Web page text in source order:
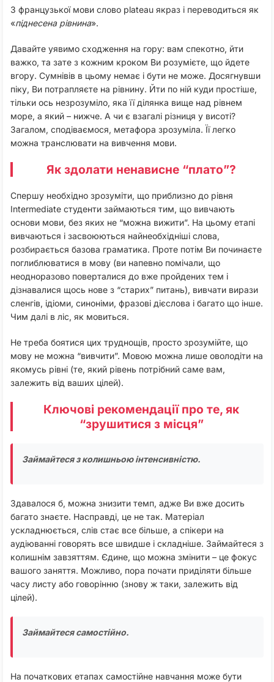
З французької мови слово plateau якраз і переводиться як
«піднесена рівнина».
Давайте уявимо сходження на гору: вам спекотно, йти
важко, та зате з кожним кроком Ви розумієте, що йдете
вгору. Сумнівів в цьому немає і бути не може. Досягнувши
піку, Ви потрапляєте на рівнину. Йти по ній куди простіше,
тільки ось незрозуміло, яка її ділянка вище над рівнем
море, а який – нижче. А чи є взагалі різниця у висоті?
Загалом, сподіваємося, метафора зрозуміла. Її легко
можна транслювати на вивчення мови.
Як здолати ненависне “плато”?
Спершу необхідно зрозуміти, що приблизно до рівня
Intermediate студенти займаються тим, що вивчають
основи мови, без яких не “можна вижити”. На цьому етапі
вивчаються і засвоюються найнеобхідніші слова,
розбирається базова граматика. Проте потім Ви починаєте
поглиблюватися в мову (ви напевно помічали, що
неодноразово поверталися до вже пройдених тем і
дізнавалися щось нове з “старих” питань), вивчати вирази
сленгів, ідіоми, синоніми, фразові дієслова і багато що інше.
Чим далі в ліс, як мовиться.
Не треба боятися цих труднощів, просто зрозумійте, що
мову не можна “вивчити”. Мовою можна лише оволодіти на
якомусь рівні (те, який рівень потрібний саме вам,
залежить від ваших цілей).
Ключові рекомендації про те, як
“зрушитися з місця”
Займайтеся з колишньою інтенсивністю.
Здавалося б, можна знизити темп, адже Ви вже досить
багато знаєте. Насправді, це не так. Матеріал
ускладнюється, слів стає все більше, а спікери на
аудіюванні говорять все швидше і складніше. Займайтеся з
колишнім завзяттям. Єдине, що можна змінити – це фокус
вашого заняття. Можливо, пора почати приділяти більше
часу листу або говорінню (знову ж таки, залежить від
цілей).
Займайтеся самостійно.
На початкових етапах самостійне навчання може бути